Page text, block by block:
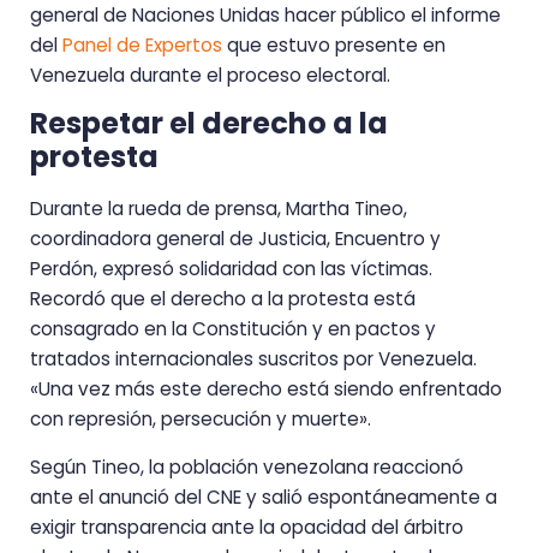
general de Naciones Unidas hacer público el informe
delPanel de Expertos que estuvo presente en
Venezuela durante el proceso electoral.
Respetar el derecho a la
protesta
Durante la rueda de prensa, Martha Tineo,
coordinadora general de Justicia, Encuentro y
Perdón, expresó solidaridad con las víctimas.
Recordó que el derecho a la protesta está
consagrado en la Constitución y en pactos y
tratados internacionales suscritos por Venezuela.
«Una vez más este derecho está siendo enfrentado
con represión, persecución y muerte».
Según Tineo, la población venezolana reaccionó
ante el anunció del CNE y salió espontáneamente a
exigir transparencia ante la opacidad del árbitro